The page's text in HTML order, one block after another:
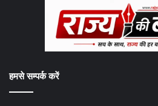
हमसे सम्पर्क करें